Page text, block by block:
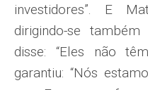
investidores”. E
dirigindo-se
disse: “Eles não
garantiu: “Nós